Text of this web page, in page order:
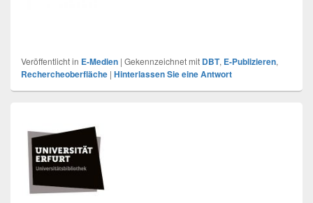
Veröffentlicht in E-Medien | Gekennzeichnet mit DBT, E-Publizieren,
Rechercheoberfläche | Hinterlassen Sie eine Antwort
Widget-
Bereich